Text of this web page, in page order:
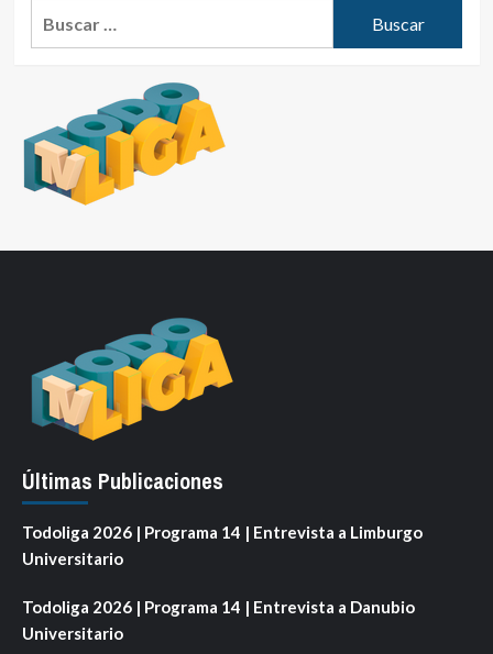
Últimas Publicaciones
Todoliga 2026 | Programa 14 | Entrevista a Limburgo
Universitario
Todoliga 2026 | Programa 14 | Entrevista a Danubio
Universitario